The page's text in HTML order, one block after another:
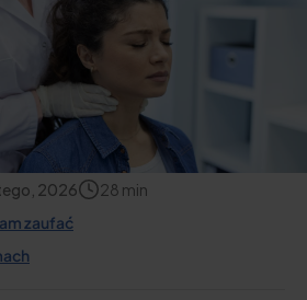
2026 28 min
zaufać